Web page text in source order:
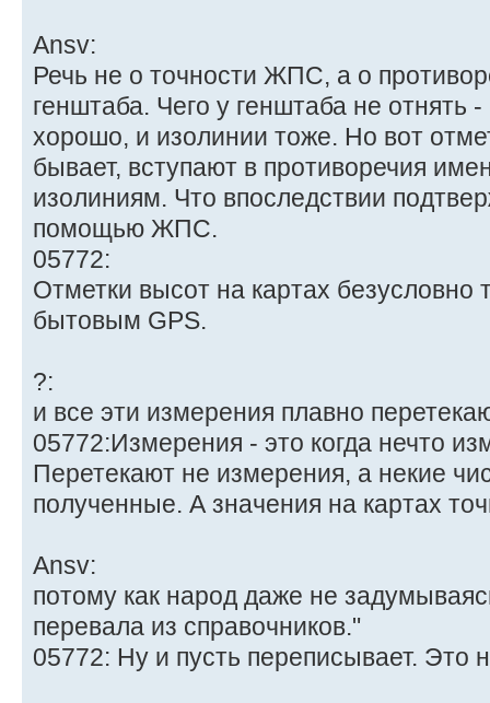
Ansv:
Речь не о точности ЖПС, а о
генштаба. Чего у генштаба не отнять
хорошо, и изолинии тоже. Но вот
бывает, вступают в противоречия
изолиниям. Что впоследствии
помощью ЖПС.
05772:
Отметки высот на картах безусловно
бытовым GPS.
?:
и все эти измерения плавно
05772:Измерения - это когда нечто
Перетекают не измерения, а некие
полученные. А значения на картах
Ansv:
потому как народ даже не
перевала из справочников."
05772: Ну и пусть переписывает. Это